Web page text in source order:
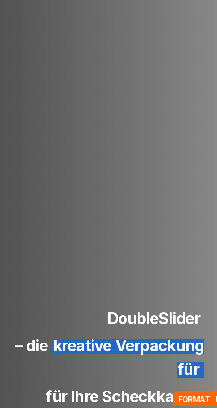
FORMAT
DoubleSlider
– die kreative Verpackung
für
für Ihre Scheckkarten